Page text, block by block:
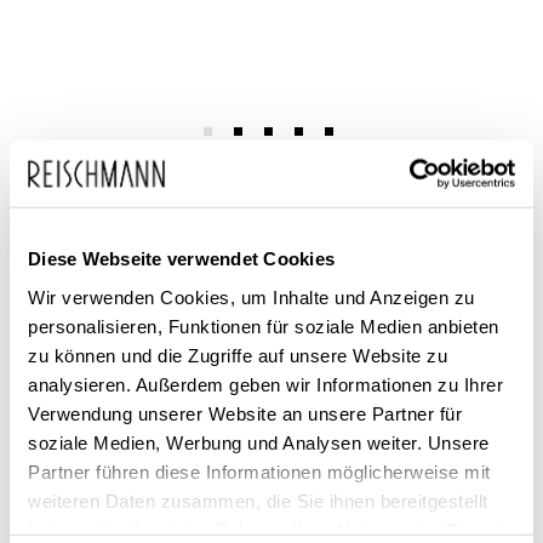
Diese Webseite verwendet Cookies
Wir verwenden Cookies, um Inhalte und Anzeigen zu
personalisieren, Funktionen für soziale Medien anbieten
zu können und die Zugriffe auf unsere Website zu
analysieren. Außerdem geben wir Informationen zu Ihrer
Verwendung unserer Website an unsere Partner für
soziale Medien, Werbung und Analysen weiter. Unsere
Partner führen diese Informationen möglicherweise mit
weiteren Daten zusammen, die Sie ihnen bereitgestellt
Zum
Anfang
Bildgalerie
springen
adidas
Unisex Fussballschuhe
160,00 €
109,99 €
Dieses Produkt ist exklusiv in unseren Filialen erhältlich. Prüfen Sie
mit einem Klick auf „Vor Ort verfügbar?", wo Ihre Größe vorrätig ist.